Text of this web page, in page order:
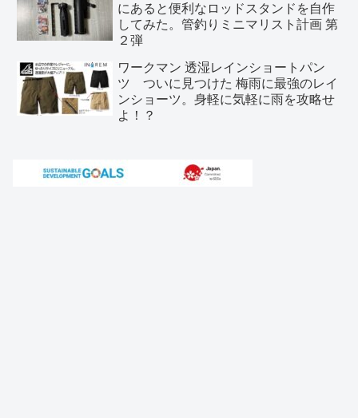
にあると便利なロッドスタンドを自作
してみた。管釣りミニマリスト計画 第
２弾
ワークマン 透湿レインショートパン
ツ ついに見つけた 梅雨に最強のレイ
ンショーツ。身軽に気軽に雨を攻略せ
よ！？